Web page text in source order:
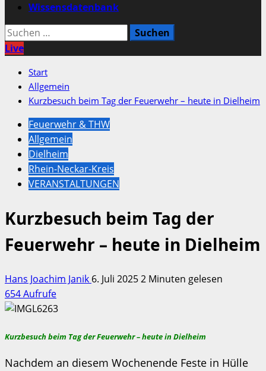
Wissensdatenbank
Suchen
nach:
Live
Start
Allgemein
Kurzbesuch beim Tag der Feuerwehr – heute in Dielheim
Feuerwehr & THW
Allgemein
Dielheim
Rhein-Neckar-Kreis
VERANSTALTUNGEN
Kurzbesuch beim Tag der
Feuerwehr – heute in Dielheim
Hans Joachim Janik 6. Juli 20252 Minuten gelesen
654 Aufrufe
Kurzbesuch beim Tag der Feuerwehr – heute in Dielheim
Nachdem an diesem Wochenende Feste in Hülle